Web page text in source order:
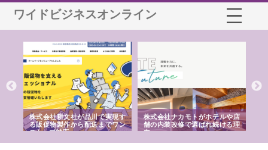
ワイドビジネスオンライン
株式会社耕文社が品川で実現す
る販促物製作から配送までワン
ストップ対応
株式会社ナカモトがホテルや店
舗の内装改修で選ばれ続ける理
由